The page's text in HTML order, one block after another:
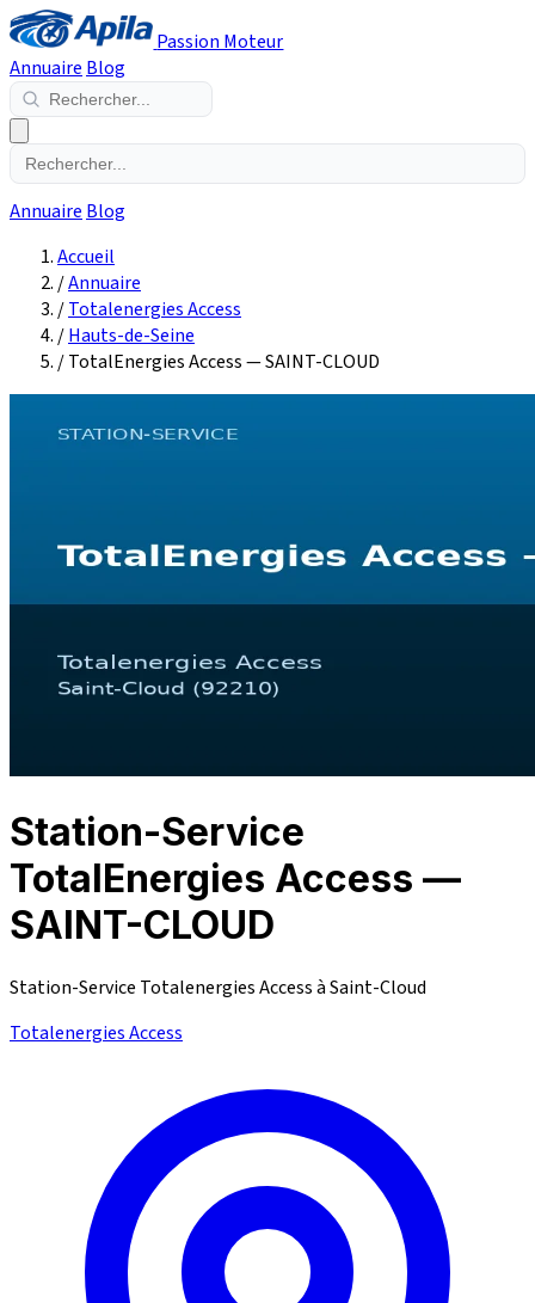
Passion Moteur
Annuaire Blog
Annuaire Blog
Accueil
/Annuaire
/Totalenergies Access
/Hauts-de-Seine
/TotalEnergies Access — SAINT-CLOUD
Station-Service
TotalEnergies Access —
SAINT-CLOUD
Station-Service Totalenergies Access à Saint-Cloud
Totalenergies Access